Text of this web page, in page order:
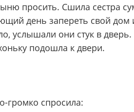
просить. Сшила сестра
день запереть свой
услышали они стук в
подошла к двери.
громко спросила: